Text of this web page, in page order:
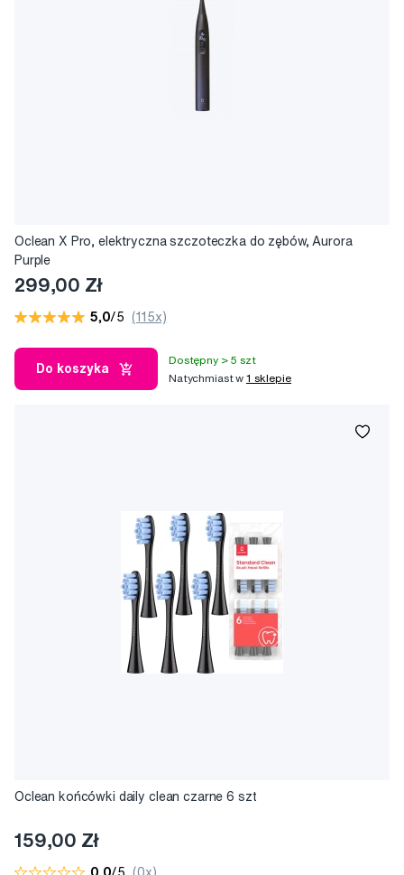
Oclean X Pro, elektryczna szczoteczka do zębów, Aurora
Purple
299,00 Zł
5,0/5 (115x)
Do koszyka
Dostępny > 5 szt
Natychmiast w1 sklepie
Oclean końcówki daily clean czarne 6 szt
159,00 Zł
0,0/5 (0x)